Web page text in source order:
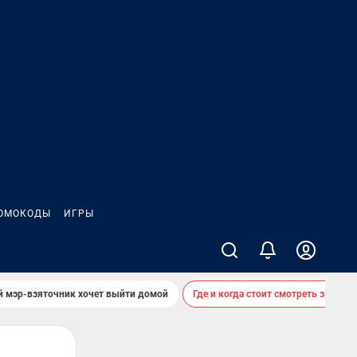
ИГРЫ
мэр-взяточник хочет выйти домой Где и когда стоит смотреть